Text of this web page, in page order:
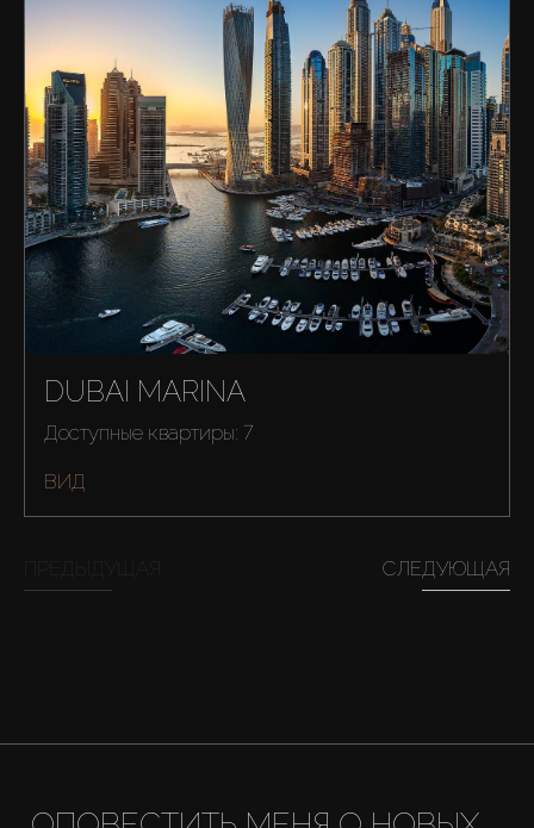
DUBAI MARINA
Доступные квартиры: 7
ВИД
СЛЕДУЮЩАЯ